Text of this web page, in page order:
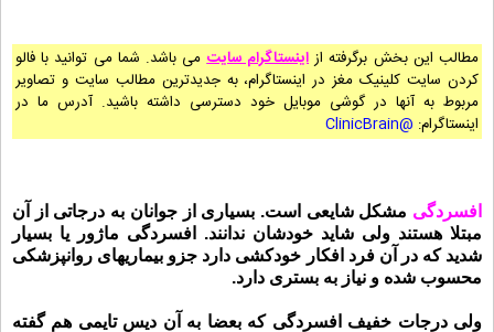
مطالب این بخش برگرفته ازاینستاگرام سایتمی باشد. شما می توانید با فالو
کردن سایت کلینیک مغز در اینستاگرام، به جدیدترین مطالب سایت و تصاویر
مربوط به آنها در گوشی موبایل خود دسترسی داشته باشید. آدرس ما در
اینستاگرام: @ClinicBrain
افسردگی مشکل شایعی است. بسیاری ازجوانان به درجاتی از آن
مبتلا هستند ولی شاید خودشان ندانند. افسردگی ماژور یا بسیار
شدید که در آن فرد افکار خودکشی دارد جزو بیماریهای روانپزشکی
محسوب شده و نیاز به بستری دارد.
ولی درجات خفیف افسردگی که بعضا به آن دیس تایمی هم گفته